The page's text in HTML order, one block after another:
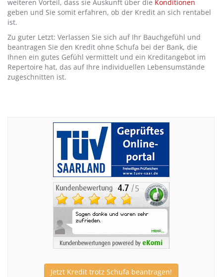
weiteren Vorteil, dass sie Auskunft über die Konditionen
geben und Sie somit erfahren, ob der Kredit an sich rentabel
ist.
Zu guter Letzt: Verlassen Sie sich auf Ihr Bauchgefühl und
beantragen Sie den Kredit ohne Schufa bei der Bank, die
Ihnen ein gutes Gefühl vermittelt und ein Kreditangebot im
Repertoire hat, das auf Ihre individuellen Lebensumstände
zugeschnitten ist.
Jetzt Kredit trotz Schufa beantragen!